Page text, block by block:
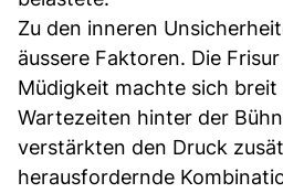
Zu den inneren
äussere Faktoren. Die
Müdigkeit machte sich breit
Wartezeiten hinter der
verstärkten den Druck
herausfordernde